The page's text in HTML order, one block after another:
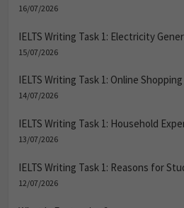
16/07/2026
IELTS Writing Task 1: Electricity
15/07/2026
IELTS Writing Task 1: Online
14/07/2026
IELTS Writing Task 1: Household
13/07/2026
IELTS Writing Task 1: Reasons for
12/07/2026